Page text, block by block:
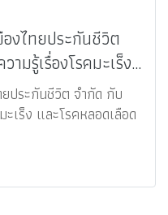
งไทยประกันชีวิต
มรู้เรื่องโรคมะเร็ง
ประกันชีวิต จำกัด กับ
เร็ง และโรคหลอดเลือด